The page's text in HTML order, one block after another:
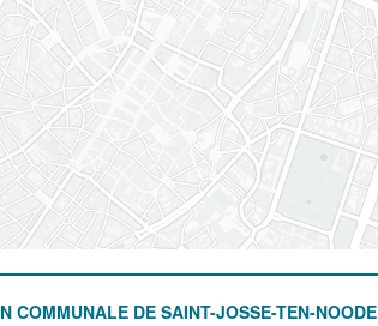
COMMUNALE DE SAINT-JOSSE-TEN-NOODE